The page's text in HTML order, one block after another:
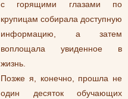
с горящими глазами по
крупицам собирала доступную
информацию, а затем
воплощала увиденное в
жизнь.
Позже я, конечно, прошла не
один десяток обучающих